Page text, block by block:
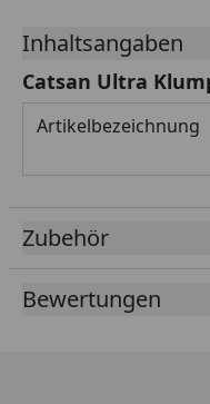
Inhaltsangaben
Catsan Ultra
Artikelbezeichnung
Zubehör
Bewertungen